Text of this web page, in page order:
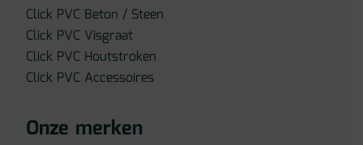
Click PVC Beton / Steen
Click PVC Visgraat
Click PVC Houtstroken
Click PVC Accessoires
Onze merken